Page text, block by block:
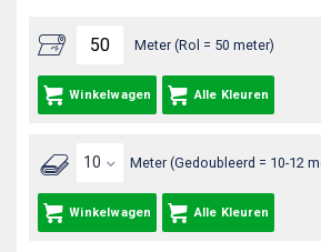
Meter (Rol = 50 meter)
Winkelwagen Alle Kleuren
Meter (Gedoubleerd = 10-12
Winkelwagen Alle Kleuren